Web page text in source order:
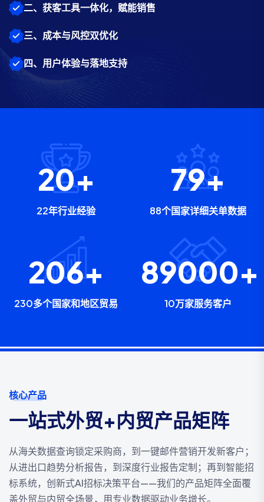
二、获客工具一体化，赋能销售
三、成本与风控双优化
四、用户体验与落地支持
22+
22年行业经验
88+
88个国家详细关单数据
230+
230多个国家和地区贸易
100000
10万家服务客户
核心产品
一站式外贸+内贸产品矩阵
从海关数据查询锁定采购商，到一键邮件营销开发新客户；
从进出口趋势分析报告，到深度行业报告定制；再到智能招
标系统，创新式AI招标决策平台——我们的产品矩阵全面覆
盖外贸与内贸全场景，用专业数据驱动业务增长。